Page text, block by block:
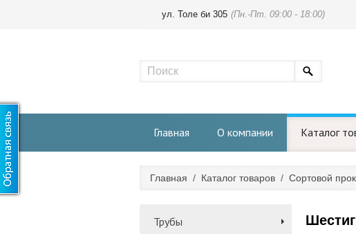
ул. Толе би 305 (Пн.-Пт. 09:00 - 18:00)
Главная О компании Каталог
Главная / Каталог товаров / Сортовой
Трубы